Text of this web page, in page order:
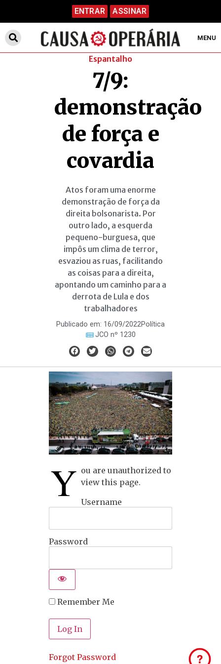
ENTRAR ASSINAR
MENU
Espantalho
7/9:
demonstração
de força e
covardia
Atos foram uma enorme
demonstração de força da
direita bolsonarista. Por
outro lado, a esquerda
pequeno-burguesa, que
impôs um clima de terror,
esvaziou as ruas, facilitando
as coisas para a direita,
apontando um caminho para a
derrota de Lula e dos
trabalhadores
Publicado em: 16/09/2022Política
JCO nº 1230
Y ou are unauthorized to
view this page.
Username
Password
Remember Me
Forgot Password